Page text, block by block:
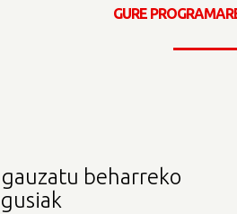
GURE
beharreko